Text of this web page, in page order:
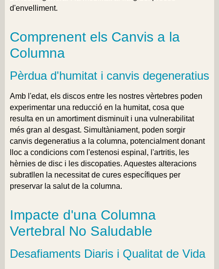
d'envelliment.
Comprenent els Canvis a la
Columna
Pèrdua d'humitat i canvis degeneratius
Amb l'edat, els discos entre les nostres vèrtebres poden
experimentar una reducció en la humitat, cosa que
resulta en un amortiment disminuït i una vulnerabilitat
més gran al desgast. Simultàniament, poden sorgir
canvis degeneratius a la columna, potencialment donant
lloc a condicions com l'estenosi espinal, l'artritis, les
hèrnies de disc i les discopaties. Aquestes alteracions
subratllen la necessitat de cures específiques per
preservar la salut de la columna.
Impacte d'una Columna
Vertebral No Saludable
Desafiaments Diaris i Qualitat de Vida